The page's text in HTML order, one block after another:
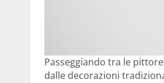
Passeggiando tra le
dalle decorazioni